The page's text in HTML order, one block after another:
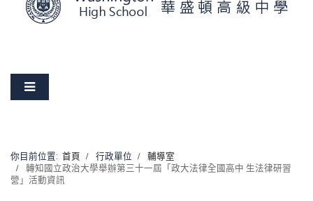
你目前位置: 首頁 行政單位
輔導室
轉知國立政治大學舉辦第三十一屆「政大法律全國高中 生法律研習
營」活動資訊